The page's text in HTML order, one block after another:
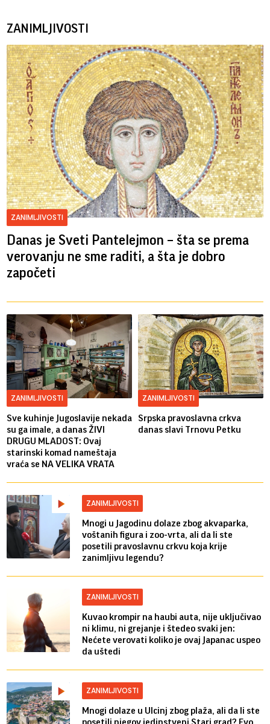
ZANIMLJIVOSTI
ZANIMLJIVOSTI
Danas je Sveti Pantelejmon – šta se prema
verovanju ne sme raditi, a šta je dobro
započeti
ZANIMLJIVOSTI
Sve kuhinje Jugoslavije nekada
su ga imale, a danas ŽIVI
DRUGU MLADOST: Ovaj
starinski komad nameštaja
vraća se NA VELIKA VRATA
ZANIMLJIVOSTI
Srpska pravoslavna crkva
danas slavi Trnovu Petku
ZANIMLJIVOSTI
Mnogi u Jagodinu dolaze zbog akvaparka,
voštanih figura i zoo-vrta, ali da li ste
posetili pravoslavnu crkvu koja krije
zanimljivu legendu?
ZANIMLJIVOSTI
Kuvao krompir na haubi auta, nije uključivao
ni klimu, ni grejanje i štedeo svaki jen:
Nećete verovati koliko je ovaj Japanac uspeo
da uštedi
ZANIMLJIVOSTI
Mnogi dolaze u Ulcinj zbog plaža, ali da li ste